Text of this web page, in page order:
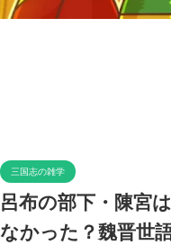
三国志の雑学
呂布の部下・陳宮
なかった？魏晋世